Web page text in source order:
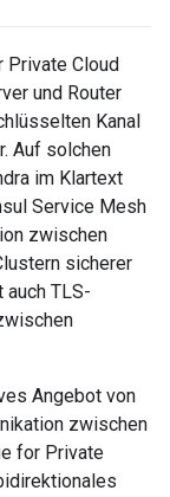
Private Cloud
und Router
Kanal
Auf solchen
im Klartext
Service Mesh
zwischen
sicherer
TLS-
Angebot von
zwischen
for Private